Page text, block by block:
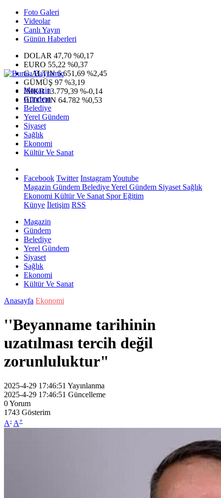
Foto Galeri
Videolar
Canlı Yayın
Günün Haberleri
DOLAR 47,70 %0,17
EURO 55,22 %0,37
G.ALTIN6.651,69 %2,45
GÜMÜŞ 97 %3,19
IMKB13.779,39 %-0,14
BITCOIN 64.782 %0,53
Magazin
Gündem
Belediye
Yerel Gündem
Siyaset
Sağlık
Ekonomi
Kültür Ve Sanat
Facebook Twitter InstagramYoutube
Magazin Gündem BelediyeYerel Gündem Siyaset Sağlık
Ekonomi Kültür Ve Sanat SporEğitim
Künye İletişim RSS
Magazin
Gündem
Belediye
Yerel Gündem
Siyaset
Sağlık
Ekonomi
Kültür Ve Sanat
Anasayfa Ekonomi
''Beyanname tarihinin
uzatılması tercih değil
zorunluluktur"
2025-4-29 17:46:51 Yayınlanma
2025-4-29 17:46:51 Güncelleme
0Yorum
1743 Gösterim
A- A+